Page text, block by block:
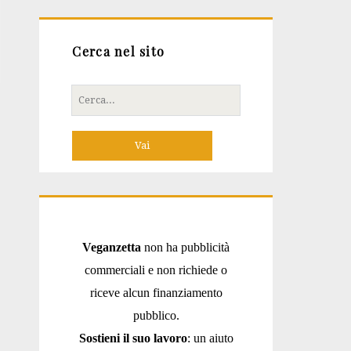
Cerca nel sito
Cerca
per:
Veganzetta non ha pubblicità
commerciali e non richiede o
riceve alcun finanziamento
pubblico.
Sostieni il suo lavoro: un aiuto